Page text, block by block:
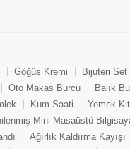
Göğüs Kremi Bijuteri Set
Oto Makas Burcu Balık
Kum Saati Yemek
Mini Masaüstü
Ağırlık Kaldırma Kayışı